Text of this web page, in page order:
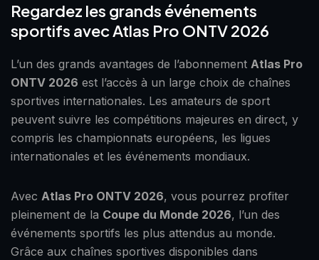
Regardez les grands événements
sportifs avec Atlas Pro ONTV 2026
L’un des grands avantages de l’abonnement Atlas Pro
ONTV 2026 est l’accès à un large choix de chaînes
sportives internationales. Les amateurs de sport
peuvent suivre les compétitions majeures en direct, y
compris les championnats européens, les ligues
internationales et les événements mondiaux.
Avec Atlas Pro ONTV 2026, vous pourrez profiter
pleinement de la Coupe du Monde 2026, l’un des
événements sportifs les plus attendus au monde.
Grâce aux chaînes sportives disponibles dans